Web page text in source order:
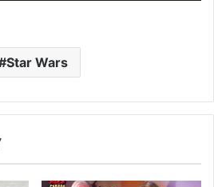
Star Wars